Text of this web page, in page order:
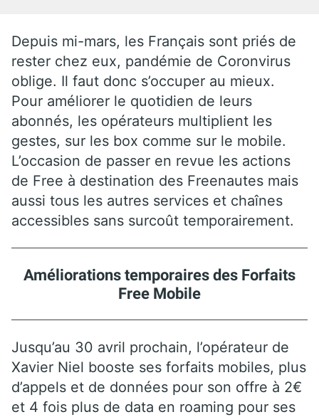
Depuis mi-mars, les Français sont priés de
rester chez eux, pandémie de Coronvirus
oblige. Il faut donc s’occuper au mieux.
Pour améliorer le quotidien de leurs
abonnés, les opérateurs multiplient les
gestes, sur les box comme sur le mobile.
L’occasion de passer en revue les actions
de Free à destination des Freenautes mais
aussi tous les autres services et chaînes
accessibles sans surcoût temporairement.
Améliorations temporaires des Forfaits
Free Mobile
Jusqu’au 30 avril prochain, l’opérateur de
Xavier Niel booste ses forfaits mobiles, plus
d’appels et de données pour son offre à 2€
et 4 fois plus de data en roaming pour ses